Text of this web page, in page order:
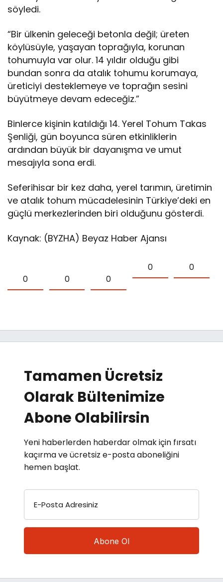
söyledi.
“Bir ülkenin geleceği betonla değil; üreten
köylüsüyle, yaşayan toprağıyla, korunan
tohumuyla var olur. 14 yıldır olduğu gibi
bundan sonra da atalık tohumu korumaya,
üreticiyi desteklemeye ve toprağın sesini
büyütmeye devam edeceğiz.”
Binlerce kişinin katıldığı 14. Yerel Tohum Takas
Şenliği, gün boyunca süren etkinliklerin
ardından büyük bir dayanışma ve umut
mesajıyla sona erdi.
Seferihisar bir kez daha, yerel tarımın, üretimin
ve atalık tohum mücadelesinin Türkiye’deki en
güçlü merkezlerinden biri olduğunu gösterdi.
Kaynak: (BYZHA) Beyaz Haber Ajansı
0 0 0
0 0
Tamamen Ücretsiz
Olarak Bültenimize
Abone Olabilirsin
Yeni haberlerden haberdar olmak için fırsatı
kaçırma ve ücretsiz e-posta aboneliğini
hemen başlat.
E-Posta Adresiniz